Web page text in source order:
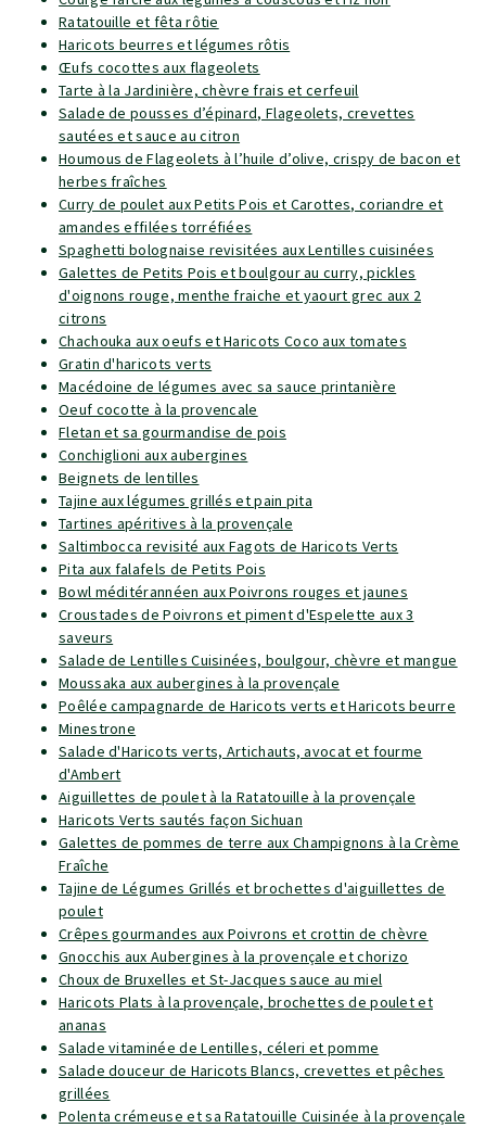
Ratatouille et fêta rôtie
Haricots beurres et légumes rôtis
Œufs cocottes aux flageolets
Tarte à la Jardinière, chèvre frais et cerfeuil
Salade de pousses d’épinard, Flageolets, crevettes
sautées et sauce au citron
Houmous de Flageolets à l’huile d’olive, crispy de bacon et
herbes fraîches
Curry de poulet aux Petits Pois et Carottes, coriandre et
amandes effilées torréfiées
Spaghetti bolognaise revisitées aux Lentilles cuisinées
Galettes de Petits Pois et boulgour au curry, pickles
d'oignons rouge, menthe fraiche et yaourt grec aux 2
citrons
Chachouka aux oeufs et Haricots Coco aux tomates
Gratin d'haricots verts
Macédoine de légumes avec sa sauce printanière
Oeuf cocotte à la provencale
Fletan et sa gourmandise de pois
Conchiglioni aux aubergines
Beignets de lentilles
Tajine aux légumes grillés et pain pita
Tartines apéritives à la provençale
Saltimbocca revisité aux Fagots de Haricots Verts
Pita aux falafels de Petits Pois
Bowl méditérannéen aux Poivrons rouges et jaunes
Croustades de Poivrons et piment d'Espelette aux 3
saveurs
Salade de Lentilles Cuisinées, boulgour, chèvre et mangue
Moussaka aux aubergines à la provençale
Poêlée campagnarde de Haricots verts et Haricots beurre
Minestrone
Salade d'Haricots verts, Artichauts, avocat et fourme
d'Ambert
Aiguillettes de poulet à la Ratatouille à la provençale
Haricots Verts sautés façon Sichuan
Galettes de pommes de terre aux Champignons à la Crème
Fraîche
Tajine de Légumes Grillés et brochettes d'aiguillettes de
poulet
Crêpes gourmandes aux Poivrons et crottin de chèvre
Gnocchis aux Aubergines à la provençale et chorizo
Choux de Bruxelles et St-Jacques sauce au miel
Haricots Plats à la provençale, brochettes de poulet et
ananas
Salade vitaminée de Lentilles, céleri et pomme
Salade douceur de Haricots Blancs, crevettes et pêches
grillées
Polenta crémeuse et sa Ratatouille Cuisinée à la provençale